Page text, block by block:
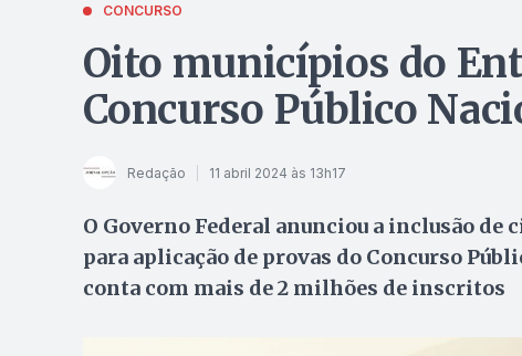
CONCURSO
Oito municípios do
Concurso Público
Redação 11 abril 2024 às 13h17
O Governo Federal anunciou a inclusão
para aplicação de provas do Concurso
conta com mais de 2 milhões de inscritos